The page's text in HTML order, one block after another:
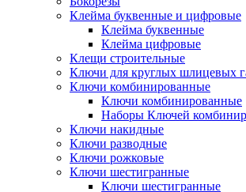
Клейма буквенные и цифровые
Клейма буквенные
Клейма цифровые
Клещи строительные
Ключи для круглых шлицевых
Ключи комбинированные
Ключи комбинированные
Наборы Ключей
Ключи накидные
Ключи разводные
Ключи рожковые
Ключи шестигранные
Ключи шестигранные